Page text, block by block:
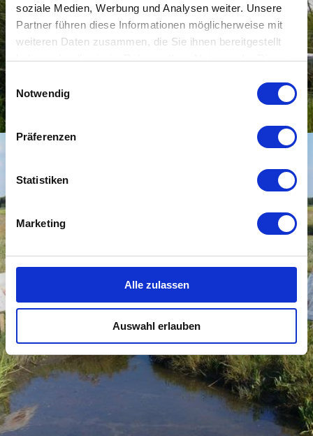
soziale Medien, Werbung und Analysen weiter. Unsere
Partner führen diese Informationen möglicherweise mit
weiteren Daten zusammen, die Sie ihnen bereitgestellt
haben oder die sie im Rahmen Ihrer Nutzung der Dienste
i
w
i
g
u
n
g
a
u
s
w
a
h
l
Notwendig
Präferenzen
Statistiken
Marketing
Alle zulassen
Auswahl erlauben